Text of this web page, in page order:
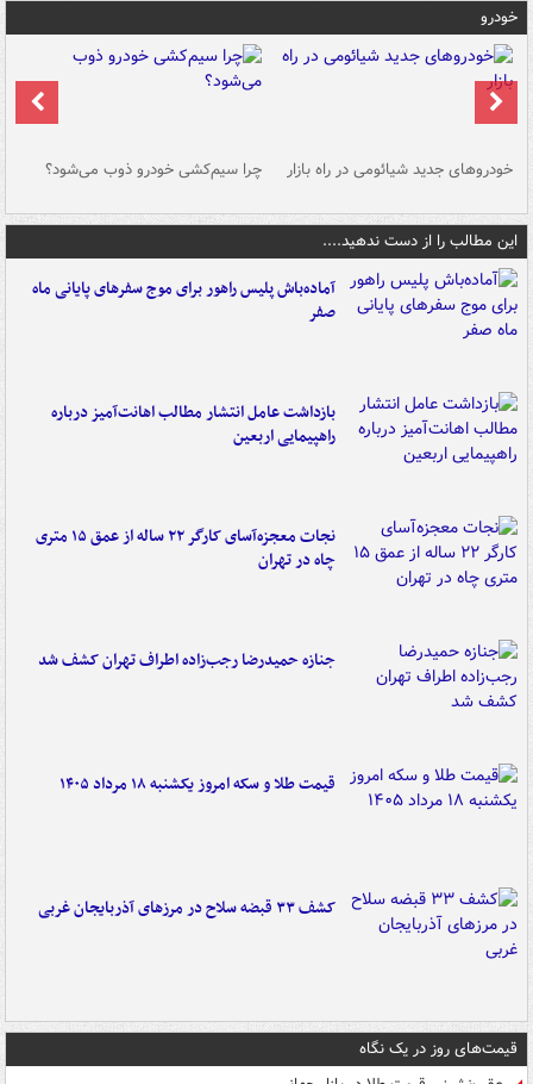
خودرو
خودروهای جدید شیائومی در راه بازار چرا سیم‌کشی خودرو ذوب می‌شود؟
این مطالب را از دست ندهید....
آماده‌باش پلیس راهور برای موج سفرهای پایانی ماه
صفر
بازداشت عامل انتشار مطالب اهانت‌آمیز درباره
راهپیمایی اربعین
نجات معجزه‌آسای کارگر ۲۲ ساله از عمق ۱۵ متری
چاه در تهران
جنازه حمیدرضا رجب‌زاده اطراف تهران کشف شد
قیمت طلا و سکه امروز یکشنبه ۱۸ مرداد ۱۴۰۵
کشف ۳۳ قبضه سلاح در مرزهای آذربایجان غربی
قیمت‌های روز در یک نگاه